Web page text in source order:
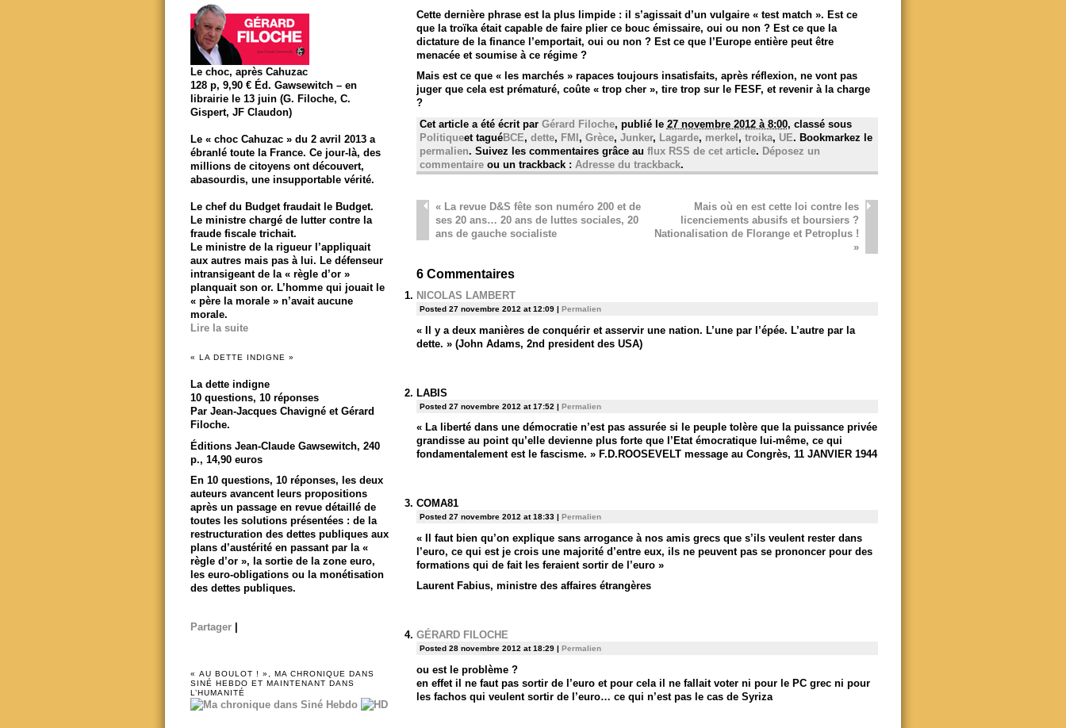
Cette dernière phrase est la plus limpide : il s’agissait d’un vulgaire « test match ». Est ce
que la troïka était capable de faire plier ce bouc émissaire, oui ou non ? Est ce que la
dictature de la finance l’emportait, oui ou non ? Est ce que l’Europe entière peut être
menacée et soumise à ce régime ?
Mais est ce que « les marchés » rapaces toujours insatisfaits, après réflexion, ne vont pas
juger que cela est prématuré, coûte « trop cher », tire trop sur le FESF, et revenir à la charge
?
Cet article a été écrit par Gérard Filoche, publié le 27 novembre 2012 à 8:00, classé sous
Politiqueet taguéBCE, dette, FMI, Grèce, Junker, Lagarde, merkel, troika, UE. Bookmarkez le
permalien. Suivez les commentaires grâce au flux RSS de cet article. Déposez un
commentaireou un trackback : Adresse du trackback.
«La revue D&S fête son numéro 200 et de
ses 20 ans… 20 ans de luttes sociales, 20
ans de gauche socialiste
Mais où en est cette loi contre les
licenciements abusifs et boursiers ?
Nationalisation de Florange et Petroplus !
»
6Commentaires
NICOLAS LAMBERT
Posted 27 novembre 2012 at 12:09 | Permalien
« Il y a deux manières de conquérir et asservir une nation. L’une par l’épée. L’autre par la
dette. » (John Adams, 2nd president des USA)
LABIS
Posted 27 novembre 2012 at 17:52 | Permalien
« La liberté dans une démocratie n’est pas assurée si le peuple tolère que la puissance privée
grandisse au point qu’elle devienne plus forte que l’Etat émocratique lui-même, ce qui
fondamentalement est le fascisme. » F.D.ROOSEVELT message au Congrès, 11 JANVIER 1944
COMA81
Posted 27 novembre 2012 at 18:33 | Permalien
« Il faut bien qu’on explique sans arrogance à nos amis grecs que s’ils veulent rester dans
l’euro, ce qui est je crois une majorité d’entre eux, ils ne peuvent pas se prononcer pour des
formations qui de fait les feraient sortir de l’euro »
Laurent Fabius, ministre des affaires étrangères
GÉRARD FILOCHE
Posted 28 novembre 2012 at 18:29 | Permalien
ou est le problème ?
en effet il ne faut pas sortir de l’euro et pour cela il ne fallait voter ni pour le PC grec ni pour
les fachos qui veulent sortir de l’euro… ce qui n’est pas le cas de Syriza
Le choc, après Cahuzac
128 p, 9,90 € Éd. Gawsewitch – en
librairie le 13 juin (G. Filoche, C.
Gispert, JF Claudon)
Le « choc Cahuzac » du 2 avril 2013 a
ébranlé toute la France. Ce jour-là, des
millions de citoyens ont découvert,
abasourdis, une insupportable vérité.
Le chef du Budget fraudait le Budget.
Le ministre chargé de lutter contre la
fraude fiscale trichait.
Le ministre de la rigueur l’appliquait
aux autres mais pas à lui. Le défenseur
intransigeant de la « règle d’or »
planquait son or. L’homme qui jouait le
« père la morale » n’avait aucune
morale.
Lire la suite
« LA DETTE INDIGNE »
La dette indigne
10 questions, 10 réponses
Par Jean-Jacques Chavigné et Gérard
Filoche.
Éditions Jean-Claude Gawsewitch, 240
p., 14,90 euros
En 10 questions, 10 réponses, les deux
auteurs avancent leurs propositions
après un passage en revue détaillé de
toutes les solutions présentées : de la
restructuration des dettes publiques aux
plans d’austérité en passant par la «
règle d’or », la sortie de la zone euro,
les euro-obligations ou la monétisation
des dettes publiques.
Partager
« AU BOULOT ! », MA CHRONIQUE DANS
SINÉ HEBDO ET MAINTENANT DANS
L’HUMANITÉ